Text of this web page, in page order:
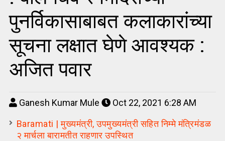
पुनर्विकासाबाबत कलाकारांच्या
सूचना लक्षात घेणे आवश्यक :
अजित पवार
Ganesh Kumar Mule
Oct 22, 2021 6:28 AM
Baramati | मुख्यमंत्री, उपमुख्यमंत्री सहित निम्मे मंत्रिमंडळ
२ मार्चला बारामतीत राहणार उपस्थित